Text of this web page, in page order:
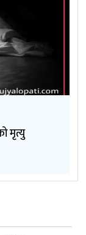
मृत्यु